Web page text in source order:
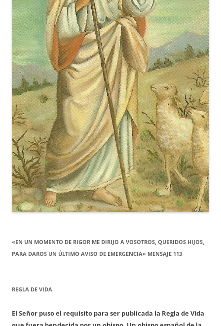
«EN UN MOMENTO DE RIGOR ME DIRIJO A VOSOTROS, QUERIDOS HIJOS,
PARA DAROS UN ÚLTIMO AVISO DE EMERGENCIA» MENSAJE 113
REGLA DE VIDA
El Señor puso el requisito para ser publicada la Regla de Vida